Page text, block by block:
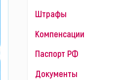
Штрафы
Компенсации
Паспорт РФ
Документы